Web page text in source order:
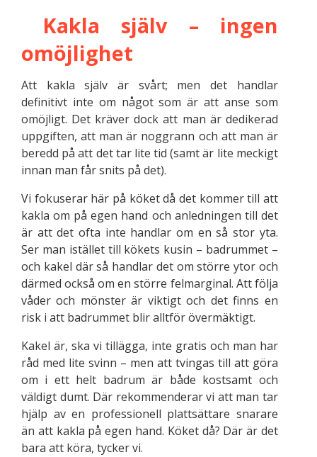
Kakla själv – ingen
omöjlighet
Att kakla själv är svårt; men det handlar
definitivt inte om något som är att anse som
omöjligt. Det kräver dock att man är dedikerad
uppgiften, att man är noggrann och att man är
beredd på att det tar lite tid (samt är lite meckigt
innan man får snits på det).
Vi fokuserar här på köket då det kommer till att
kakla om på egen hand och anledningen till det
är att det ofta inte handlar om en så stor yta.
Ser man istället till kökets kusin – badrummet –
och kakel där så handlar det om större ytor och
därmed också om en större felmarginal. Att följa
våder och mönster är viktigt och det finns en
risk i att badrummet blir alltför övermäktigt.
Kakel är, ska vi tillägga, inte gratis och man har
råd med lite svinn – men att tvingas till att göra
om i ett helt badrum är både kostsamt och
väldigt dumt. Där rekommenderar vi att man tar
hjälp av en professionell plattsättare snarare
än att kakla på egen hand. Köket då? Där är det
bara att köra, tycker vi.